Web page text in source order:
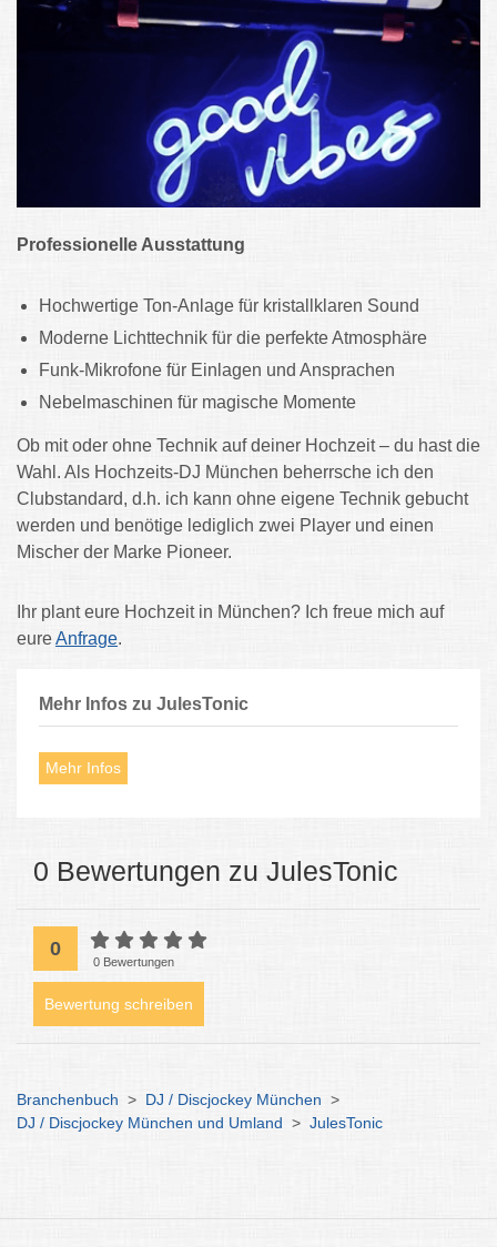
Professionelle Ausstattung
Hochwertige Ton-Anlage für kristallklaren Sound
Moderne Lichttechnik für die perfekte Atmosphäre
Funk-Mikrofone für Einlagen und Ansprachen
Nebelmaschinen für magische Momente
Ob mit oder ohne Technik auf deiner Hochzeit – du hast die
Wahl. Als Hochzeits-DJ München beherrsche ich den
Clubstandard, d.h. ich kann ohne eigene Technik gebucht
werden und benötige lediglich zwei Player und einen
Mischer der Marke Pioneer.
Ihr plant eure Hochzeit in München? Ich freue mich auf
eureAnfrage.
Mehr Infos zu JulesTonic
Mehr Infos
0 Bewertungen zu JulesTonic
0
0 Bewertungen
Bewertung schreiben
Branchenbuch > DJ / Discjockey München >
DJ / Discjockey München und Umland > JulesTonic